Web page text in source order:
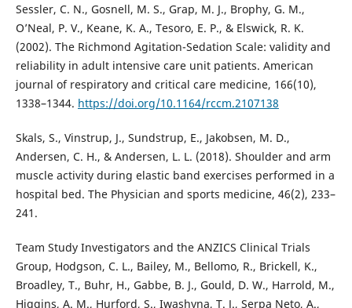
Sessler, C. N., Gosnell, M. S., Grap, M. J., Brophy, G. M.,
O’Neal, P. V., Keane, K. A., Tesoro, E. P., & Elswick, R. K.
(2002). The Richmond Agitation-Sedation Scale: validity and
reliability in adult intensive care unit patients. American
journal of respiratory and critical care medicine, 166(10),
1338–1344. https://doi.org/10.1164/rccm.2107138
Skals, S., Vinstrup, J., Sundstrup, E., Jakobsen, M. D.,
Andersen, C. H., & Andersen, L. L. (2018). Shoulder and arm
muscle activity during elastic band exercises performed in a
hospital bed. The Physician and sports medicine, 46(2), 233–
241.
Team Study Investigators and the ANZICS Clinical Trials
Group, Hodgson, C. L., Bailey, M., Bellomo, R., Brickell, K.,
Broadley, T., Buhr, H., Gabbe, B. J., Gould, D. W., Harrold, M.,
Higgins, A. M., Hurford, S., Iwashyna, T. J., Serpa Neto, A.,